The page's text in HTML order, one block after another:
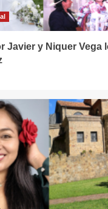
Javier y Niquer Vega